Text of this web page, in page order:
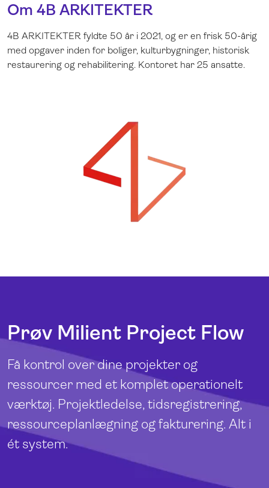
Om 4B ARKITEKTER
4B ARKITEKTER fyldte 50 år i 2021, og er en frisk 50-årig
med opgaver inden for boliger, kulturbygninger, historisk
restaurering og rehabilitering. Kontoret har 25 ansatte.
Prøv Milient Project Flow
Få kontrol over dine projekter og
ressourcer med et komplet operationelt
værktøj. Projektledelse, tidsregistrering,
ressourceplanlægning og fakturering. Alt i
ét system.